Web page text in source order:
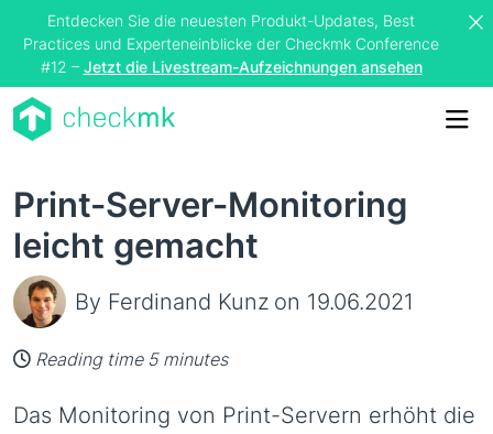
Entdecken Sie die neuesten Produkt-Updates, Best
Practices und Experteneinblicke der Checkmk Conference
#12 – Jetzt die Livestream-Aufzeichnungen ansehen
Print-Server-Monitoring
leicht gemacht
By Ferdinand Kunz on 19.06.2021
Reading time 5 minutes
Das Monitoring von Print-Servern erhöht die